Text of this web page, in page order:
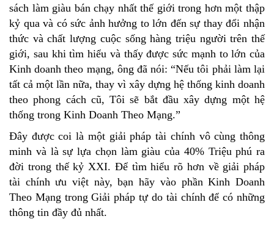
sách làm giàu bán chạy nhất thế giới trong hơn một thập
kỷ qua và có sức ảnh hưởng to lớn đến sự thay đổi nhận
thức và chất lượng cuộc sống hàng triệu người trên thế
giới, sau khi tìm hiểu và thấy được sức mạnh to lớn của
Kinh doanh theo mạng, ông đã nói: “Nếu tôi phải làm lại
tất cả một lần nữa, thay vì xây dựng hệ thống kinh doanh
theo phong cách cũ, Tôi sẽ bắt đầu xây dựng một hệ
thống trong Kinh Doanh Theo Mạng.”
Đây được coi là một giải pháp tài chính vô cùng thông
minh và là sự lựa chọn làm giàu của 40% Triệu phú ra
đời trong thế kỷ XXI. Để tìm hiểu rõ hơn về giải pháp
tài chính ưu việt này, bạn hãy vào phần Kinh Doanh
Theo Mạng trong Giải pháp tự do tài chính để có những
thông tin đầy đủ nhất.